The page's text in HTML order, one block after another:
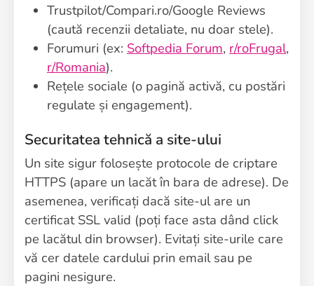
Trustpilot/Compari.ro/Google Reviews
(caută recenzii detaliate, nu doar stele).
Forumuri (ex: Softpedia Forum, r/roFrugal,
r/Romania).
Rețele sociale (o pagină activă, cu postări
regulate și engagement).
Securitatea tehnică a site-ului
Un site sigur folosește protocole de criptare
HTTPS (apare un lacăt în bara de adrese). De
asemenea, verificați dacă site-ul are un
certificat SSL valid (poți face asta dând click
pe lacătul din browser). Evitați site-urile care
vă cer datele cardului prin email sau pe
pagini nesigure.